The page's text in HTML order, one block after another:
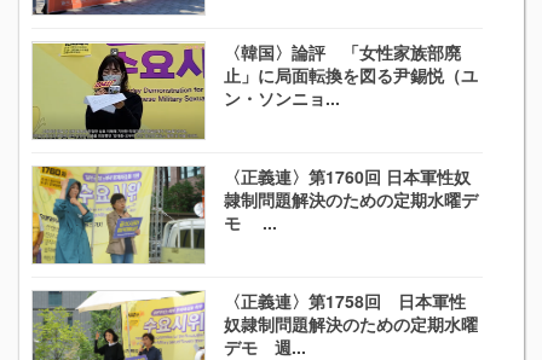
〈韓国〉論評 「女性家族部廃
止」に局面転換を図る尹錫悦（ユ
ン・ソンニョ...
〈正義連〉第1760回 日本軍性奴
隷制問題解決のための定期水曜デ
モ ...
〈正義連〉第1758回 日本軍性
奴隷制問題解決のための定期水曜
デモ 週...